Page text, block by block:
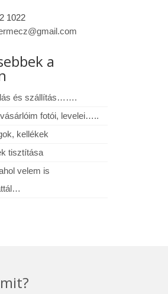
1022
a
és szállítás…….
fotói, levelei…..
kellékek
tisztítása
velem is